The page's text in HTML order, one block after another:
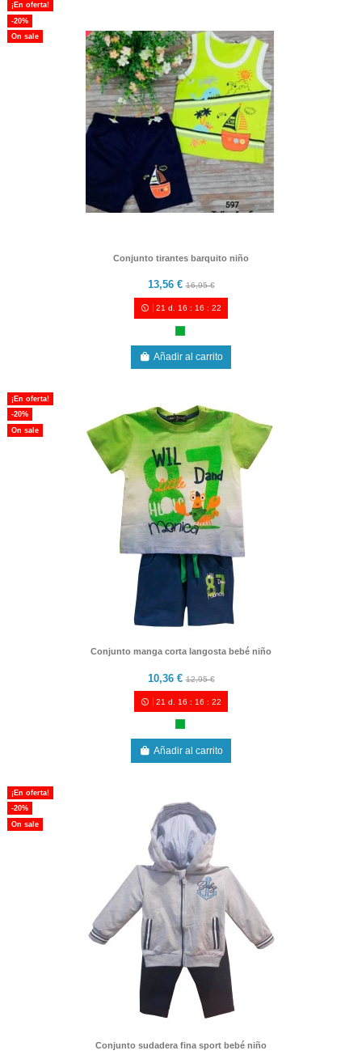
¡En oferta!
-20%
On sale
Conjunto tirantes barquito niño
13,56 €16,95 €
21 d. 16 : 16 :21
Añadir al carrito
¡En oferta!
-20%
On sale
Conjunto manga corta langosta bebé niño
10,36 €12,95 €
21 d. 16 : 16 :21
Añadir al carrito
¡En oferta!
-20%
On sale
Conjunto sudadera fina sport bebé niño